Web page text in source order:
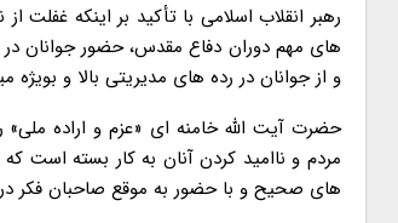
رهبر انقلاب اسلامی با تأکید بر اینکه
های مهم دوران دفاع مقدس، حضور جوانان
و از جوانان در رده های مدیریتی بالا و بویژه
حضرت آیت الله خامنه ای «عزم و اراده
مردم و ناامید کردن آنان به کار بسته است
های صحیح و با حضور به موقع صاحبان فکر